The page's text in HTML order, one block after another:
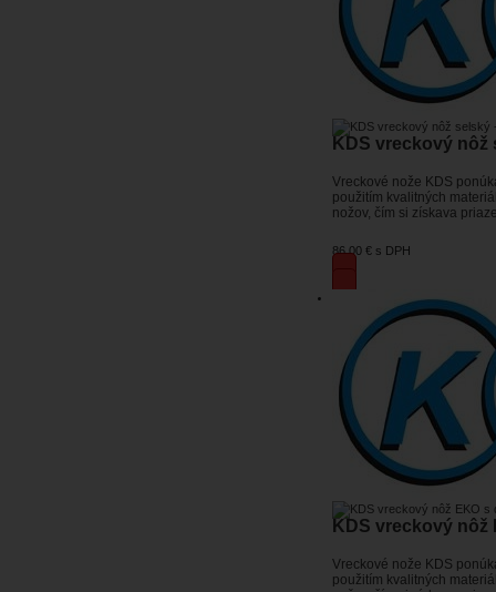
KDS vreckový nôž
Vreckové nože KDS
použitím kvalitných
nožov, čím si získava
86,00 € s DPH
KDS vreckový
Vreckové nože KDS
použitím kvalitných